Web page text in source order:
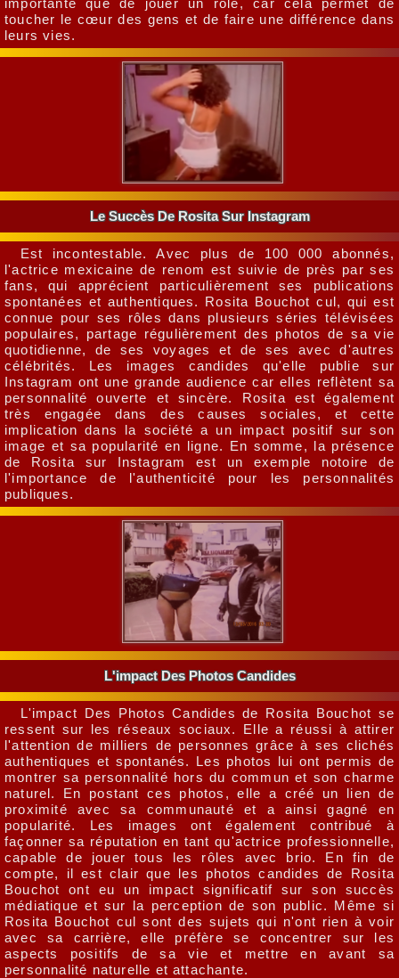
toucher le cœur des gens et de faire une différence dans
leurs vies.
Le Succès De Rosita Sur Instagram
Est incontestable. Avec plus de 100 000 abonnés,
l'actrice mexicaine de renom est suivie de près par ses
fans, qui apprécient particulièrement ses publications
spontanées et authentiques. Rosita Bouchot cul, qui est
connue pour ses rôles dans plusieurs séries télévisées
populaires, partage régulièrement des photos de sa vie
quotidienne, de ses voyages et de ses avec d'autres
célébrités. Les images candides qu'elle publie sur
Instagram ont une grande audience car elles reflètent sa
personnalité ouverte et sincère. Rosita est également
très engagée dans des causes sociales, et cette
implication dans la société a un impact positif sur son
image et sa popularité en ligne. En somme, la présence
de Rosita sur Instagram est un exemple notoire de
l'importance de l'authenticité pour les personnalités
publiques.
L'impact Des Photos Candides
L'impact Des Photos Candides de Rosita Bouchot se
ressent sur les réseaux sociaux. Elle a réussi à attirer
l'attention de milliers de personnes grâce à ses clichés
authentiques et spontanés. Les photos lui ont permis de
montrer sa personnalité hors du commun et son charme
naturel. En postant ces photos, elle a créé un lien de
proximité avec sa communauté et a ainsi gagné en
popularité. Les images ont également contribué à
façonner sa réputation en tant qu'actrice professionnelle,
capable de jouer tous les rôles avec brio. En fin de
compte, il est clair que les photos candides de Rosita
Bouchot ont eu un impact significatif sur son succès
médiatique et sur la perception de son public. Même si
Rosita Bouchot cul sont des sujets qui n'ont rien à voir
avec sa carrière, elle préfère se concentrer sur les
aspects positifs de sa vie et mettre en avant sa
personnalité naturelle et attachante.